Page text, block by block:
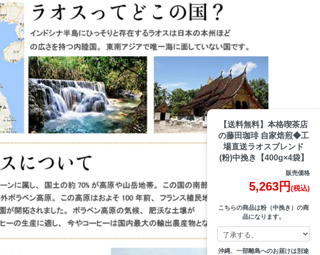
【送料無料】本格喫茶店
の藤田珈琲 自家焙煎◆工
場直送ラオスブレンド
(粉)中挽き【400g×4袋】
販売価格
5,263円 (税込)
こちらの商品は粉（中挽き）の商
品になります。
沖縄、一部離島へのお届けは別途